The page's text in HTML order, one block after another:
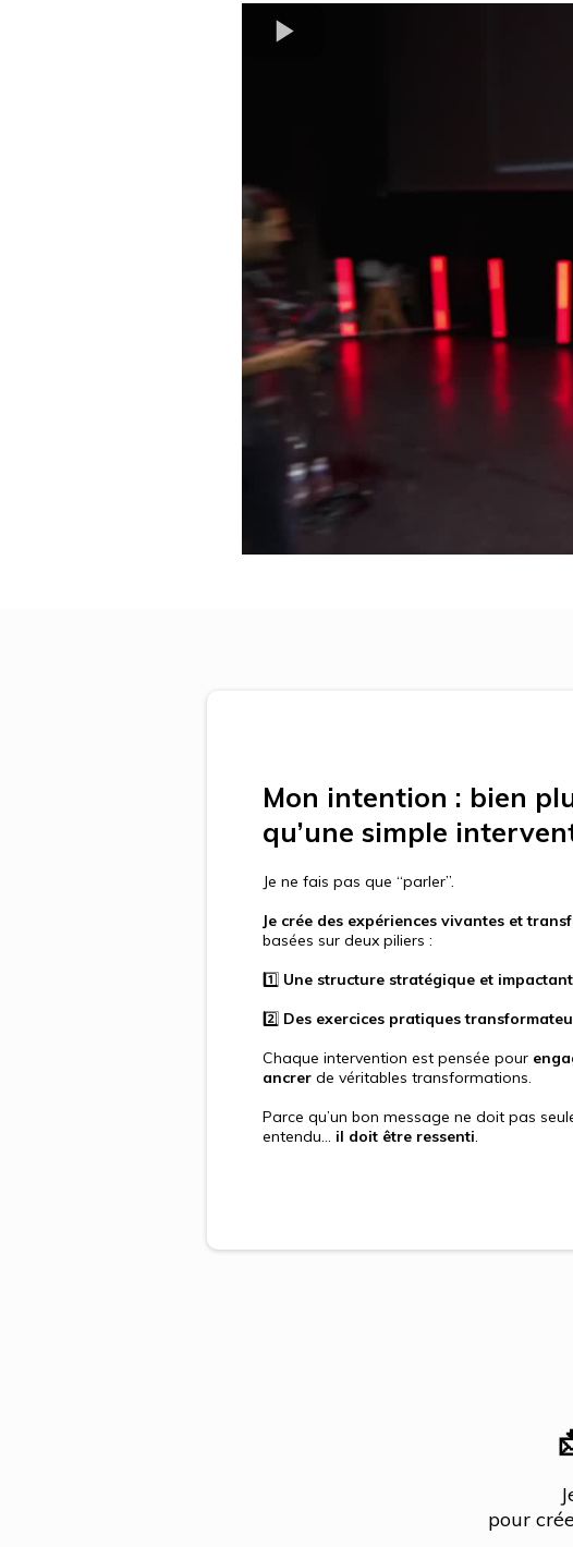
Mon intention : bien
qu’une simple
Je ne fais pas que “parler”.
Je crée des expériences vivantes et
basées sur deux piliers :
1️⃣ Une structure stratégique et
2️⃣ Des exercices pratiques
Chaque intervention est pensée pour
ancrerde véritables transformations.
Parce qu’un bon message ne doit pas
entendu… il doit être ressenti.
pour